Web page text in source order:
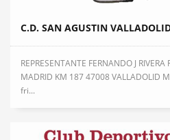
C.D. SAN AGUSTIN
REPRESENTANTE FERNANDO J
MADRID KM 187 47008 VALLADOLID
fri...